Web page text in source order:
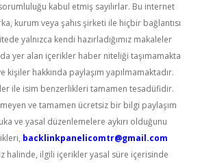
kabul etmiş sayılırlar. Bu internet
kurum veya şahıs şirketi ile hiçbir bağlantısı
yalnızca kendi hazırladığımız makaleler
yer alan içerikler haber niteliği taşımamakta
kişiler hakkında paylaşım yapılmamaktadır.
ile isim benzerlikleri tamamen tesadüfidir.
ve tamamen ücretsiz bir bilgi paylaşım
ve yasal düzenlemelere aykırı olduğunu
backlinkpanelicomtr@gmail.com
halinde, ilgili içerikler yasal süre içerisinde